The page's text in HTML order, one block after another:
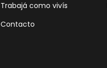
Trabajá como vivís
Contacto